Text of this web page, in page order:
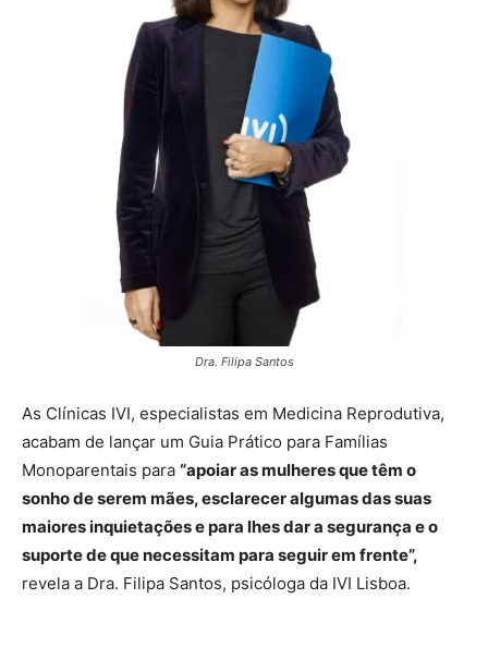
Dra. Filipa Santos
As Clínicas IVI, especialistas em Medicina Reprodutiva,
acabam de lançar um Guia Prático para Famílias
Monoparentais para “apoiar as mulheres que têm o
sonho de serem mães, esclarecer algumas das suas
maiores inquietações e para lhes dar a segurança e o
suporte de que necessitam para seguir em frente”,
revela a Dra. Filipa Santos, psicóloga da IVI Lisboa.